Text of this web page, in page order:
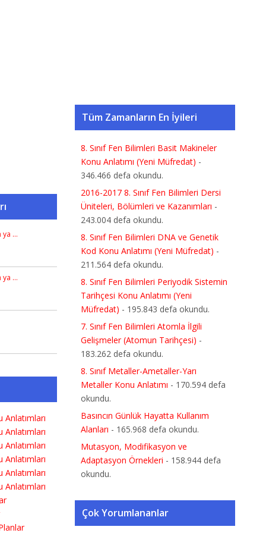
ya …
ya …
Tüm Zamanların En İyileri
8. Sınıf Fen Bilimleri Basit Makineler
Konu Anlatımı (Yeni Müfredat) -
346.466 defa okundu.
2016-2017 8. Sınıf Fen Bilimleri Dersi
Üniteleri, Bölümleri ve Kazanımları -
243.004 defa okundu.
8. Sınıf Fen Bilimleri DNA ve Genetik
Kod Konu Anlatımı (Yeni Müfredat) -
211.564 defa okundu.
8. Sınıf Fen Bilimleri Periyodik Sistemin
Tarihçesi Konu Anlatımı (Yeni
Müfredat) - 195.843 defa okundu.
7. Sınıf Fen Bilimleri Atomla İlgili
Gelişmeler (Atomun Tarihçesi) -
183.262 defa okundu.
8. Sınıf Metaller-Ametaller-Yarı
Metaller Konu Anlatımı - 170.594 defa
okundu.
Basıncın Günlük Hayatta Kullanım
Alanları - 165.968 defa okundu.
Mutasyon, Modifikasyon ve
Adaptasyon Örnekleri - 158.944 defa
okundu.
Çok Yorumlananlar